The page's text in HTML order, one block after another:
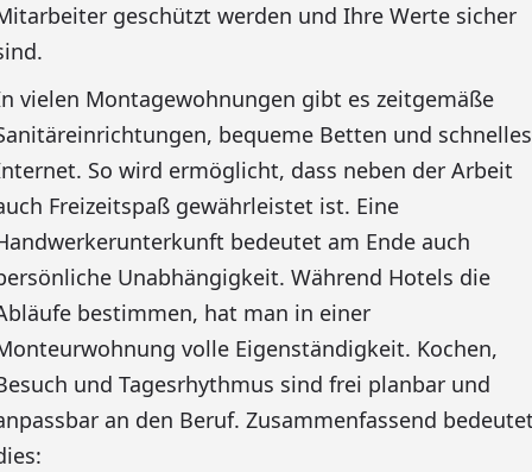
geschützt werden und Ihre Werte sicher
vielen Montagewohnungen gibt es zeitgemäße
bequeme Betten und schnelles
So wird ermöglicht, dass neben der Arbeit
Freizeitspaß gewährleistet ist. Eine
bedeutet am Ende auch
Unabhängigkeit. Während Hotels die
bestimmen, hat man in einer
volle Eigenständigkeit. Kochen,
und Tagesrhythmus sind frei planbar und
an den Beruf. Zusammenfassend